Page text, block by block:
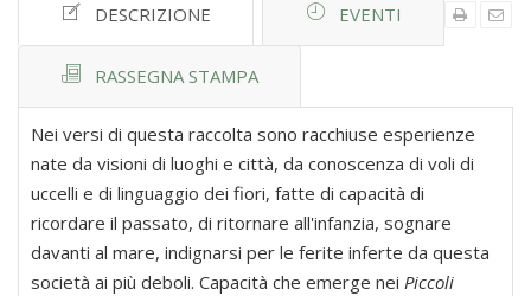
DESCRIZIONE EVENTI
RASSEGNA STAMPA
Nei versi di questa raccolta sono racchiuse esperienze
nate da visioni di luoghi e città, da conoscenza di voli di
uccelli e di linguaggio dei fiori, fatte di capacità di
ricordare il passato, di ritornare all'infanzia, sognare
davanti al mare, indignarsi per le ferite inferte da questa
società ai più deboli. Capacità che emerge nei Piccoli